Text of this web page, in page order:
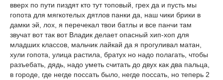
вверх по пути пиздят кто тут топовый, грех да и пусть мы
гопота для мягкотелых дятлов панки да, наш чики брики в
дамки эй, лох, я перечекал твои батлы и все панчи там
звучат вот так вот Владик делает опасный хип-хоп для
младших классов, мальчик лайкай да я прогуливал матан,
хули гопота, улица растила, братух но надо полагать, чтобы
разъебать, дядь, надо уметь считать до двух как два пальца,
в городе, где негде поссать было, негде поссать, но теперь 2